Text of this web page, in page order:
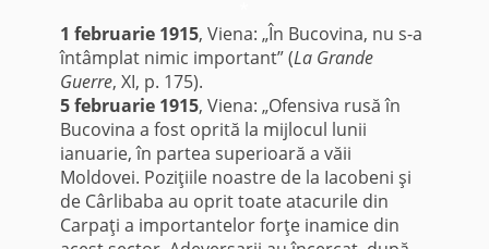
1 februarie 1915, Viena: „În Bucovina, nu s-a
întâmplat nimic important” (La Grande
Guerre, XI, p. 175).
5 februarie 1915, Viena: „Ofensiva rusă în
Bucovina a fost oprită la mijlocul lunii
ianuarie, în partea superioară a văii
Moldovei. Poziţiile noastre de la Iacobeni şi
de Cârlibaba au oprit toate atacurile din
Carpaţi a importantelor forţe inamice din